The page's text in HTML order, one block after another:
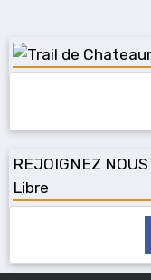
REJOIGNEZ
Libre